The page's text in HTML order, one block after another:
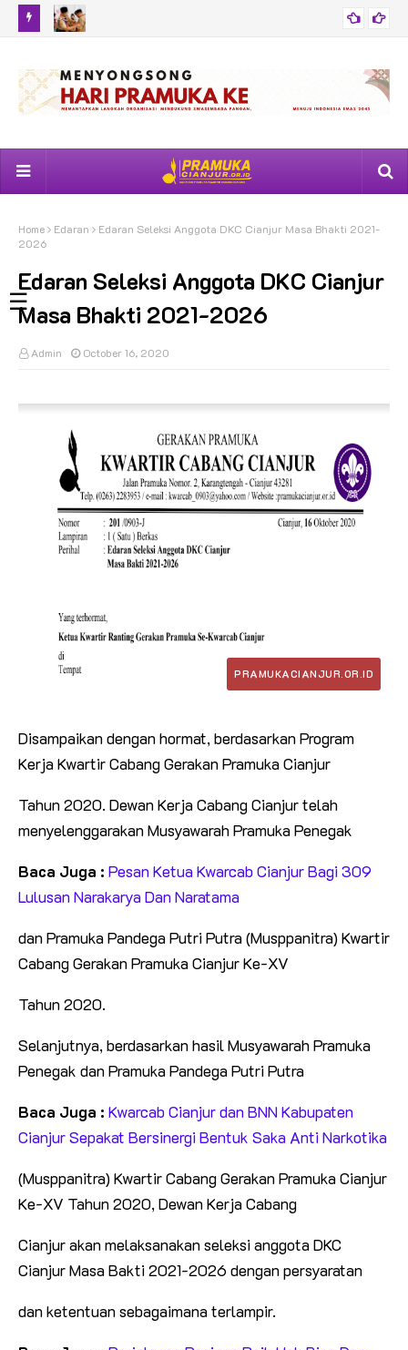
Naratama
BERITA
Home Edaran
Edaran Seleksi Anggota DKC Cianjur Masa Bhakti 2021-
2026
Edaran Seleksi Anggota DKC Cianjur
Masa Bhakti 2021-2026
Admin October 16, 2020
Disampaikan dengan hormat, berdasarkan Program
Kerja Kwartir Cabang Gerakan Pramuka Cianjur
Tahun 2020. Dewan Kerja Cabang Cianjur telah
menyelenggarakan Musyawarah Pramuka Penegak
Baca Juga : Pesan Ketua Kwarcab Cianjur Bagi 309
Lulusan Narakarya Dan Naratama
dan Pramuka Pandega Putri Putra (Musppanitra) Kwartir
Cabang Gerakan Pramuka Cianjur Ke-XV
Tahun 2020.
Selanjutnya, berdasarkan hasil Musyawarah Pramuka
Penegak dan Pramuka Pandega Putri Putra
Baca Juga : Kwarcab Cianjur dan BNN Kabupaten
Cianjur Sepakat Bersinergi Bentuk Saka Anti Narkotika
(Musppanitra) Kwartir Cabang Gerakan Pramuka Cianjur
Ke-XV Tahun 2020, Dewan Kerja Cabang
Cianjur akan melaksanakan seleksi anggota DKC
Cianjur Masa Bakti 2021-2026 dengan persyaratan
dan ketentuan sebagaimana terlampir.
☰